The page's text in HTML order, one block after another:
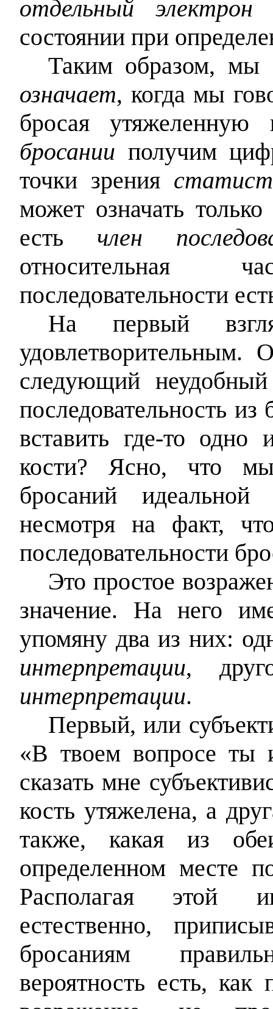
отдельный электрон
состоянии при
Таким образом, мы
означает, когда мы
бросая
бросании получим
точки зрения
может означать
есть член
относительная
последовательности
На первый
следующий
последовательность
вставить где-то
кости? Ясно, что
бросаний
несмотря на факт,
последовательности
Это простое
значение. На него
упомяну два из них:
интерпретации,
интерпретации.
Первый, или
«В твоем вопросе ты
сказать мне
кость утяжелена, а
также, какая из
определенном месте
Располагая этой
естественно,
бросаниям
вероятность есть, как